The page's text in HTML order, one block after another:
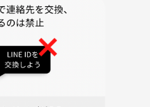
えても、店員さんはわかりませ